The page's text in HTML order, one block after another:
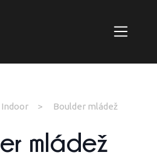
Indoor Boulder mládež
mládež